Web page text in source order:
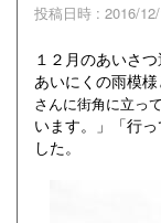
投稿日時 : 2016/
１２月のあいさつ
あいにくの雨模様
さんに街角に立っ
います。」「行
した。